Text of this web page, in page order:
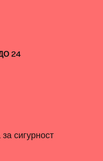
24
сигурност